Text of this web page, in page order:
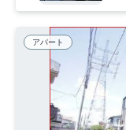
アパート